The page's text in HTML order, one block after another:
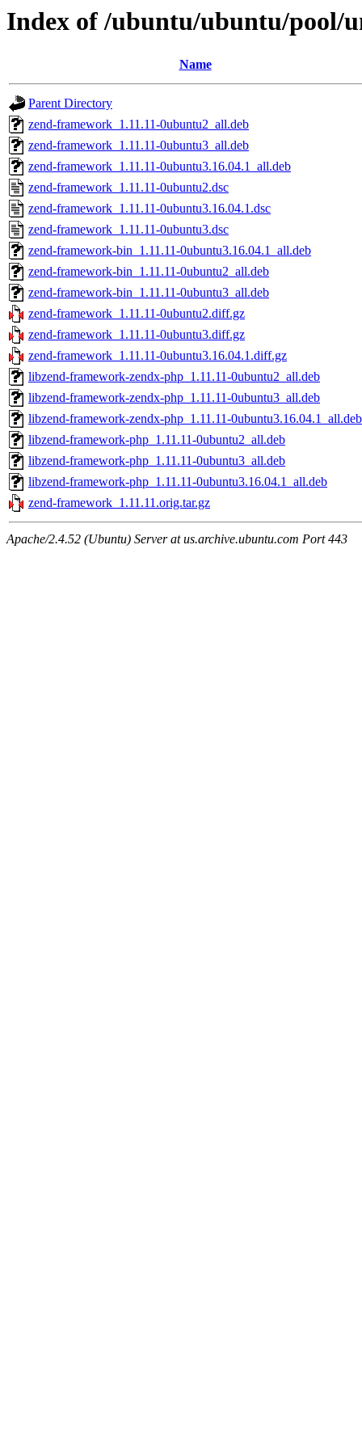
Index of /ubuntu/ubuntu/pool/
Name
Parent Directory
zend-framework_1.11.11-0ubuntu2_all.deb
zend-framework_1.11.11-0ubuntu3_all.deb
zend-framework_1.11.11-0ubuntu3.16.04.1_all.deb
zend-framework_1.11.11-0ubuntu2.dsc
zend-framework_1.11.11-0ubuntu3.16.04.1.dsc
zend-framework_1.11.11-0ubuntu3.dsc
zend-framework-bin_1.11.11-0ubuntu3.16.04.1_all.deb
zend-framework-bin_1.11.11-0ubuntu2_all.deb
zend-framework-bin_1.11.11-0ubuntu3_all.deb
zend-framework_1.11.11-0ubuntu2.diff.gz
zend-framework_1.11.11-0ubuntu3.diff.gz
zend-framework_1.11.11-0ubuntu3.16.04.1.diff.gz
libzend-framework-zendx-php_1.11.11-0ubuntu2_all.deb
libzend-framework-zendx-php_1.11.11-0ubuntu3_all.deb
libzend-framework-zendx-php_1.11.11-0ubuntu3.16.04.1_all.deb
libzend-framework-php_1.11.11-0ubuntu2_all.deb
libzend-framework-php_1.11.11-0ubuntu3_all.deb
libzend-framework-php_1.11.11-0ubuntu3.16.04.1_all.deb
zend-framework_1.11.11.orig.tar.gz
Apache/2.4.52 (Ubuntu) Server at us.archive.ubuntu.com Port 443